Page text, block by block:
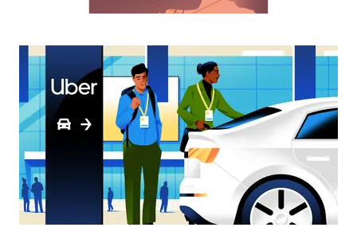
Échap
fermer
le
calendrier.